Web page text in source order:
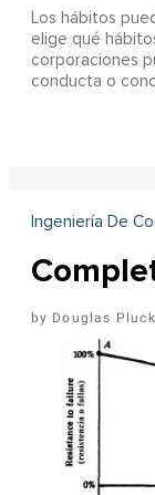
Los hábitos
elige qué
corporaciones
conducta o
Ingeniería De
Douglas